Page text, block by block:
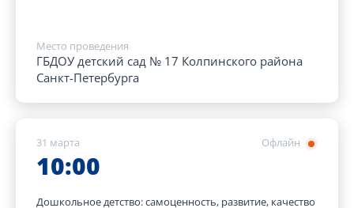
Место проведения
ГБДОУ детский сад № 17 Колпинского района
Санкт-Петербурга
Офлайн
31 марта
10:00
Дошкольное детство: самоценность, развитие, качество